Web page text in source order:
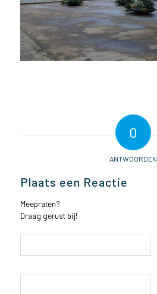
0
ANTWOORDEN
Plaats een Reactie
Meepraten?
Draag gerust bij!